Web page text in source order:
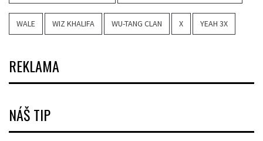
WALE WIZ KHALIFA WU-TANG CLAN X YEAH 3X
REKLAMA
NÁŠ TIP